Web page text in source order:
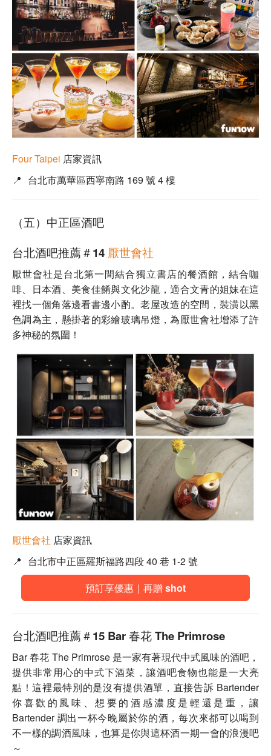
Four Taipei 店家資訊
📍 台北市萬華區西寧南路 169 號 4 樓
（五）中正區酒吧
台北酒吧推薦＃14 厭世會社
厭世會社是台北第一間結合獨立書店的餐酒館， 結合咖
啡、日本酒、美食佳餚與文化沙龍，適合文青的姐妹在這
裡找一個角落邊看書邊小酌。老屋改造的空間，裝潢以黑
色調為主，懸掛著的彩繪玻璃吊燈，為厭世會社增添了許
多神秘的氛圍！
厭世會社 店家資訊
📍 台北市中正區羅斯福路四段 40 巷 1-2 號
預訂享優惠｜再贈 shot
台北酒吧推薦＃15 Bar 春花 The Primrose
Bar 春花 The Primrose 是一家有著現代中式風味的酒吧，
提供非常用心的中式下酒菜，讓酒吧食物也能是一大亮
點！這裡最特別的是沒有提供酒單，直接告訴 Bartender
你喜歡的風味、想要的酒感濃度是輕還是重，讓
Bartender 調出一杯今晚屬於你的酒，每次來都可以喝到
不一樣的調酒風味，也算是你與這杯酒一期一會的浪漫吧
～